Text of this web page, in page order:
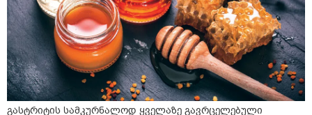
არის ანთების საწინააღმდეგო,ანტიოქსიდანტური და
დამამშვიდებელი( მშვიდი ძილისთვის)
გასტრიტის სამკურნალოდ ყველაზე გავრცელებული